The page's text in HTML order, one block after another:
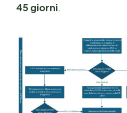
45 giorni.